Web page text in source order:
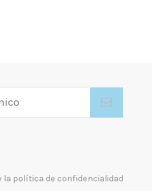
la política de confidencialidad